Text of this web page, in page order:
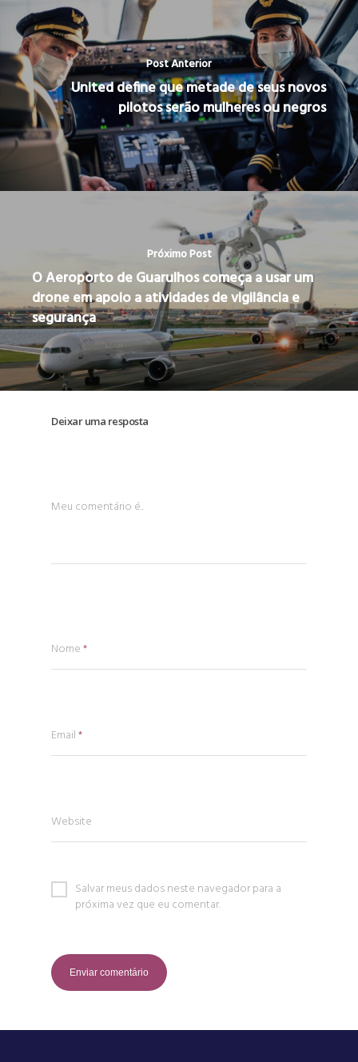
Post Anterior
United define que metade de seus novos
pilotos serão mulheres ou negros
Próximo Post
O Aeroporto de Guarulhos começa a usar um
drone em apoio a atividades de vigilância e
segurança
Deixar uma resposta
Meu comentário é..
Nome*
Email*
Website
Salvar meus dados neste navegador para a
próxima vez que eu comentar.